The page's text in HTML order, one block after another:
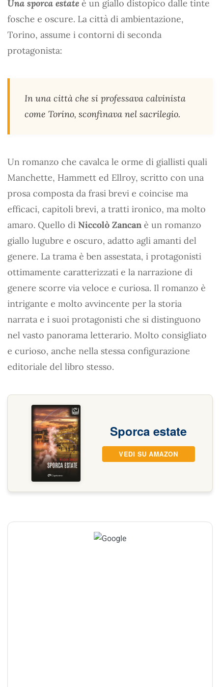
Una sporca estate è un giallo distopico dalle tinte
fosche e oscure. La città di ambientazione,
Torino, assume i contorni di seconda
protagonista:
In una città che si professava calvinista
come Torino, sconfinava nel sacrilegio.
Un romanzo che cavalca le orme di giallisti quali
Manchette, Hammett ed Ellroy, scritto con una
prosa composta da frasi brevi e coincise ma
efficaci, capitoli brevi, a tratti ironico, ma molto
amaro. Quello di Niccolò Zancan è un romanzo
giallo lugubre e oscuro, adatto agli amanti del
genere. La trama è ben assestata, i protagonisti
ottimamente caratterizzati e la narrazione di
genere scorre via veloce e curiosa. Il romanzo è
intrigante e molto avvincente per la storia
narrata e i suoi protagonisti che si distinguono
nel vasto panorama letterario. Molto consigliato
e curioso, anche nella stessa configurazione
editoriale del libro stesso.
Sporca estate
VEDI SU AMAZON